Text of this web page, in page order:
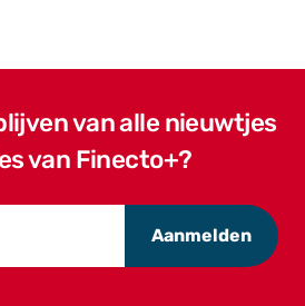
van alle nieuwtjes
van Finecto+?
Aanmelden